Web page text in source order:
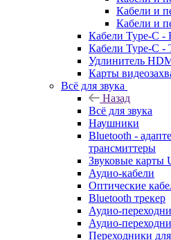
Кабели и
Кабели и
Кабели Type-C -
Кабели Type-C -
Удлинитель
Карты
Всё для звука
Назад
Всё для звука
Наушники
Bluetooth -
трансмиттеры
Звуковые карты
Аудио-кабели
Оптические
Bluetooth трекер
Аудио-
Аудио-
Переходники для